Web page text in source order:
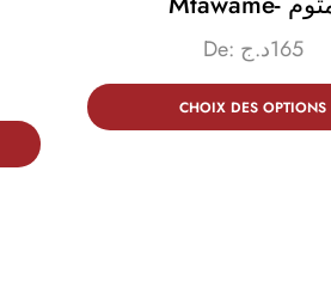
De: 165د.ج
CHOIX DES OPTIONS